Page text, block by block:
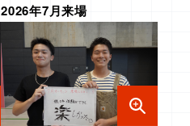
2026年7月来場